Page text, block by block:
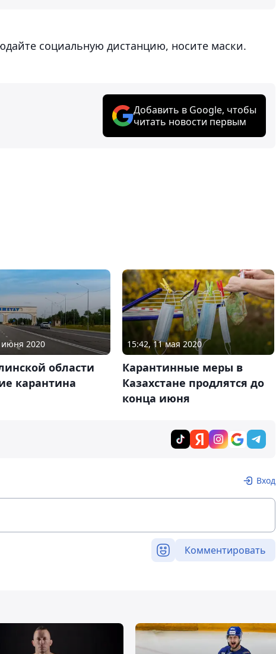
социальную дистанцию, носите маски.
Добавить в Google, чтобы
читать новости первым
июня 2020
области
карантина
15:42, 11 мая 2020
Карантинные меры в
Казахстане продлятся до
конца июня
Вход
Комментировать